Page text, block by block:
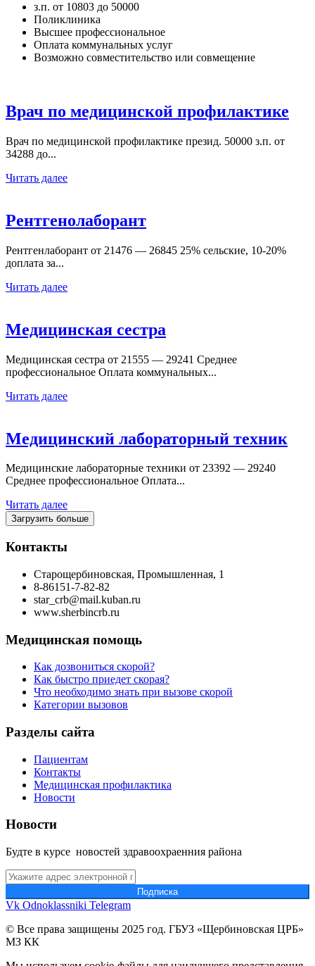
з.п. от 10803 до 50000
Поликлиника
Высшее профессиональное
Оплата коммунальных услуг
Возможно совместительство или совмещение
Врач по медицинской профилактике
Врач по медицинской профилактике презид. 50000 з.п. от
34288 до...
Читать далее
Рентгенолаборант
Рентгенлаборант от 21476 — 26845 25% сельские, 10-20%
доплата за...
Читать далее
Медицинская сестра
Медицинская сестра от 21555 — 29241 Среднее
профессиональное Оплата коммунальных...
Читать далее
Медицинский лабораторный техник
Медицинские лабораторные техники от 23392 — 29240
Среднее профессиональное Оплата...
Читать далее
Загрузить больше
Контакты
Старощербиновская, Промышленная, 1
8-86151-7-82-82
star_crb@mail.kuban.ru
www.sherbincrb.ru
Медицинская помощь
Как дозвониться скорой?
Как быстро приедет скорая?
Что необходимо знать при вызове скорой
Категории вызовов
Разделы сайта
Пациентам
Контакты
Медицинская профилактика
Новости
Новости
Будте в курсе новостей здравоохраенния района
Подпиcка
Vk Odnoklassniki Telegram
© Все права защищены 2025 год. ГБУЗ «Щербиновская ЦРБ»
МЗ КК